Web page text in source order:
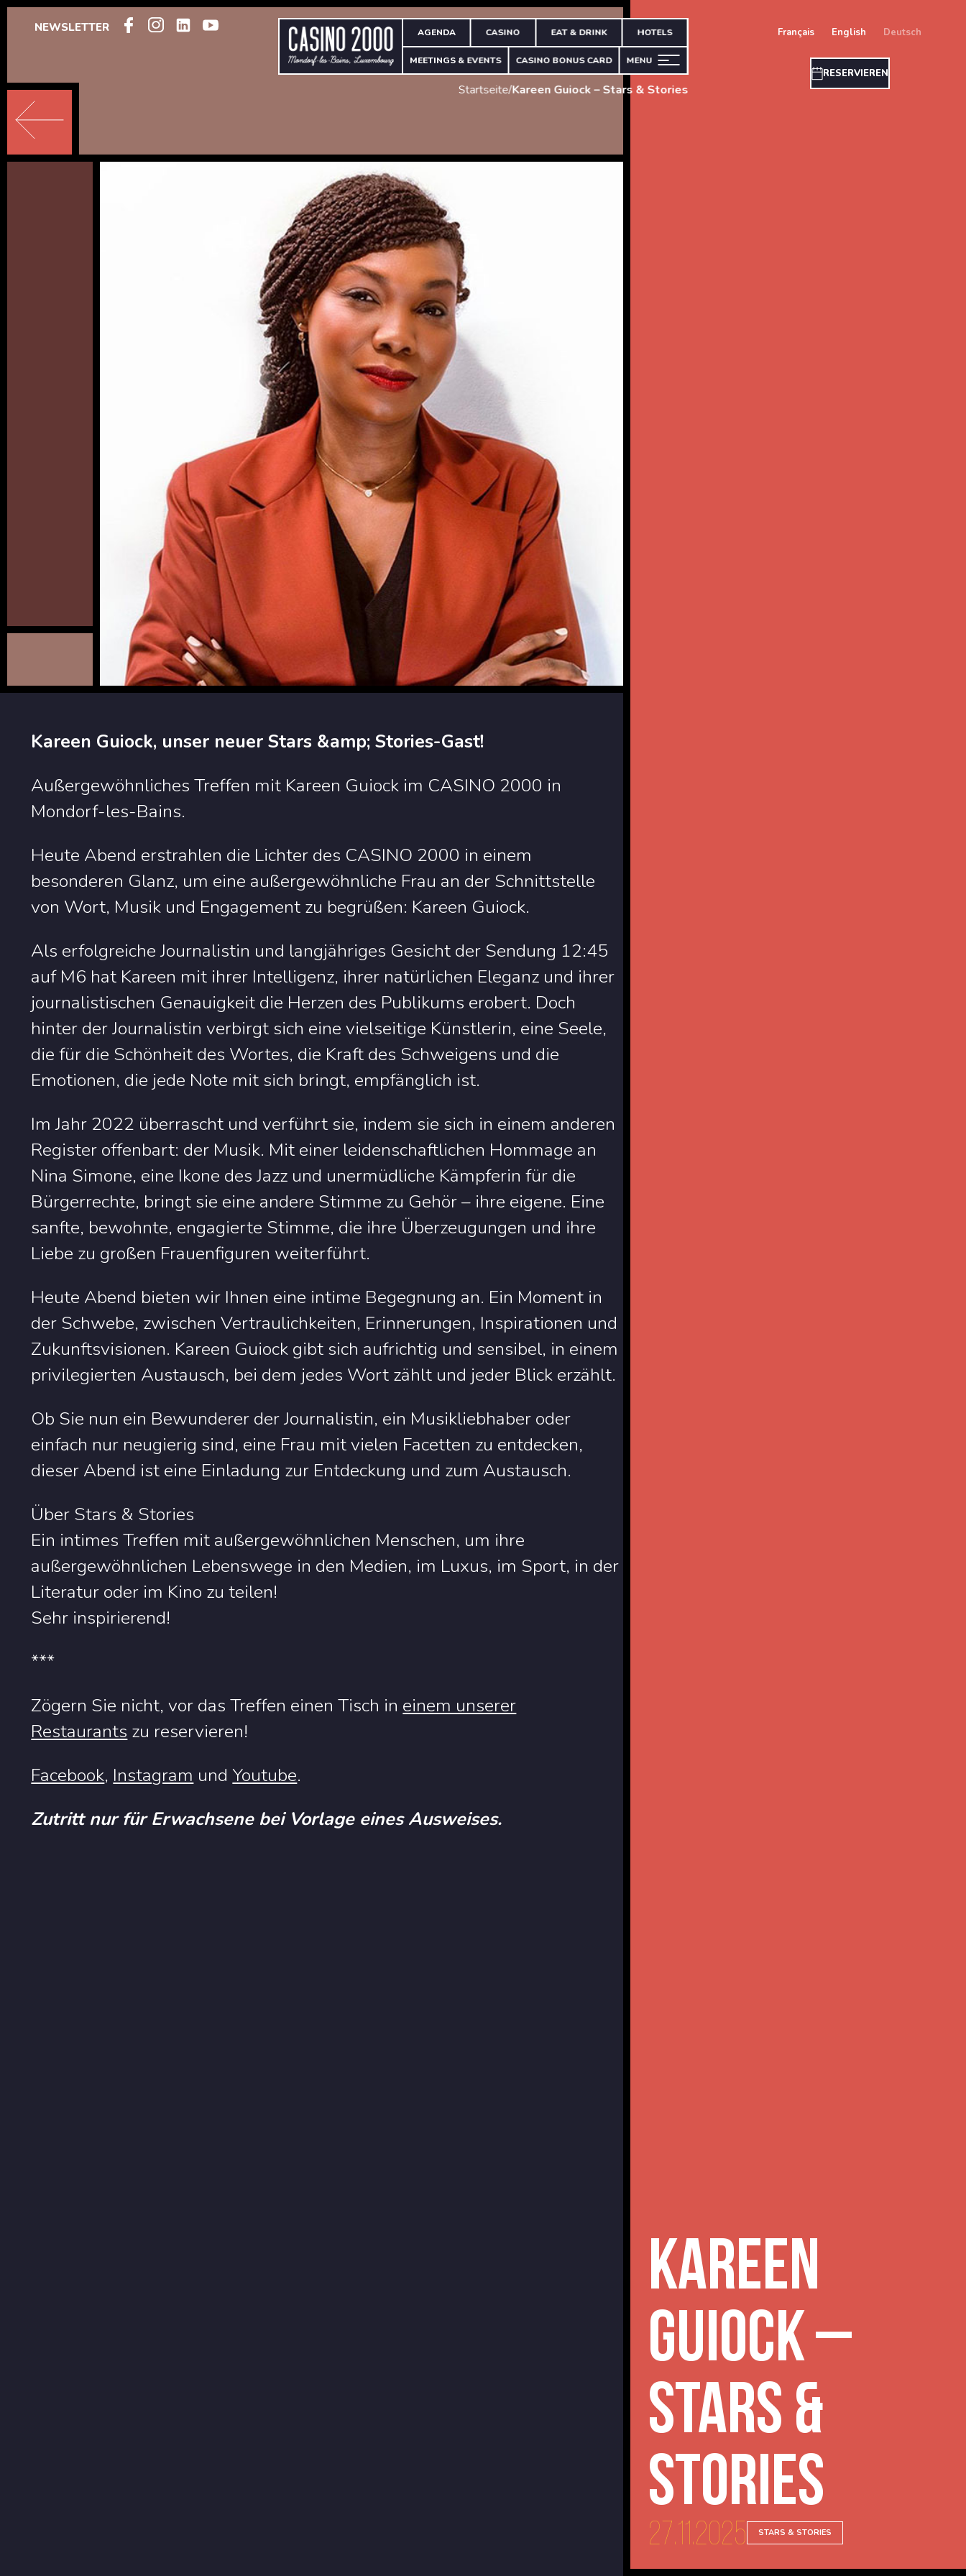
NEWSLETTER AGENDA CASINO EAT & DRINK HOTELS
MEETINGS & EVENTS CASINO BONUS CARD MENU
Startseite/Kareen Guiock – Stars & Stories
français english deutsch
RESERVIEREN
Kareen Guiock, unser neuer Stars &amp; Stories-Gast!
Außergewöhnliches Treffen mit Kareen Guiock im CASINO 2000 in
Mondorf-les-Bains.
Heute Abend erstrahlen die Lichter des CASINO 2000 in einem
besonderen Glanz, um eine außergewöhnliche Frau an der Schnittstelle
von Wort, Musik und Engagement zu begrüßen: Kareen Guiock.
Als erfolgreiche Journalistin und langjähriges Gesicht der Sendung 12:45
auf M6 hat Kareen mit ihrer Intelligenz, ihrer natürlichen Eleganz und ihrer
journalistischen Genauigkeit die Herzen des Publikums erobert. Doch
hinter der Journalistin verbirgt sich eine vielseitige Künstlerin, eine Seele,
die für die Schönheit des Wortes, die Kraft des Schweigens und die
Emotionen, die jede Note mit sich bringt, empfänglich ist.
Im Jahr 2022 überrascht und verführt sie, indem sie sich in einem anderen
Register offenbart: der Musik. Mit einer leidenschaftlichen Hommage an
Nina Simone, eine Ikone des Jazz und unermüdliche Kämpferin für die
Bürgerrechte, bringt sie eine andere Stimme zu Gehör – ihre eigene. Eine
sanfte, bewohnte, engagierte Stimme, die ihre Überzeugungen und ihre
Liebe zu großen Frauenfiguren weiterführt.
Heute Abend bieten wir Ihnen eine intime Begegnung an. Ein Moment in
der Schwebe, zwischen Vertraulichkeiten, Erinnerungen, Inspirationen und
Zukunftsvisionen. Kareen Guiock gibt sich aufrichtig und sensibel, in einem
privilegierten Austausch, bei dem jedes Wort zählt und jeder Blick erzählt.
Ob Sie nun ein Bewunderer der Journalistin, ein Musikliebhaber oder
einfach nur neugierig sind, eine Frau mit vielen Facetten zu entdecken,
dieser Abend ist eine Einladung zur Entdeckung und zum Austausch.
Über Stars & Stories
Ein intimes Treffen mit außergewöhnlichen Menschen, um ihre
außergewöhnlichen Lebenswege in den Medien, im Luxus, im Sport, in der
Literatur oder im Kino zu teilen!
Sehr inspirierend!
***
Zögern Sie nicht, vor das Treffen einen Tisch in einem unserer
Restaurants zu reservieren!
Facebook, Instagram und Youtube.
Zutritt nur für Erwachsene bei Vorlage eines Ausweises.
Kareen
Guiock –
Stars &
Stories
27.11.2025 STARS & STORIES